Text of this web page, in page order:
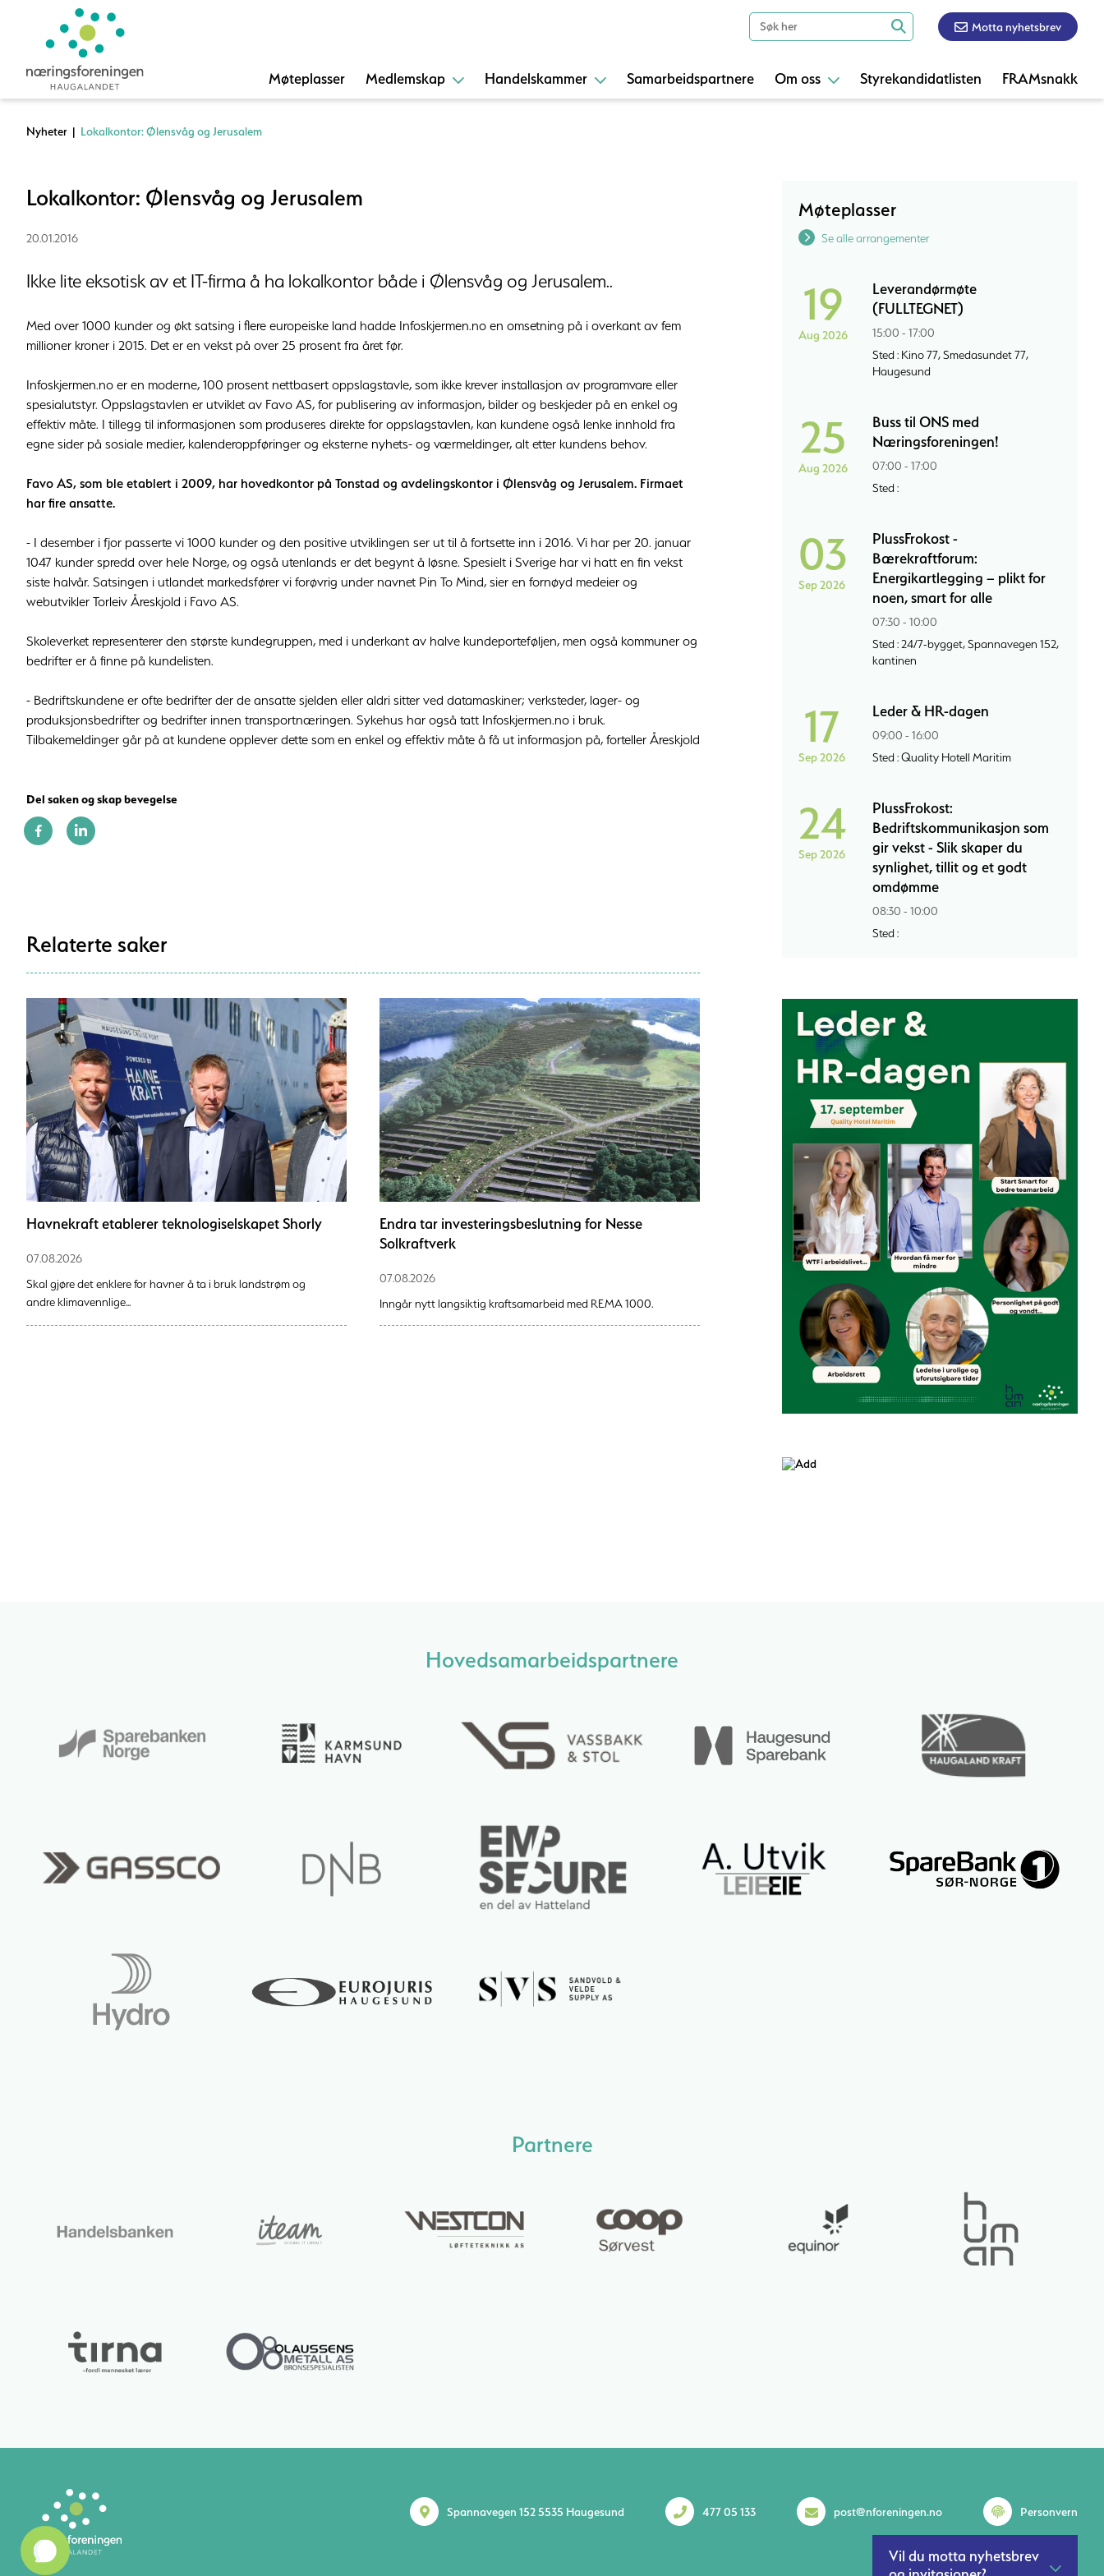
Motta nyhetsbrev
Møteplasser Medlemskap Handelskammer Samarbeidspartnere Om oss Styrekandidatlisten FRAMsnakk
Nyheter | Lokalkontor: Ølensvåg og Jerusalem
Lokalkontor: Ølensvåg og Jerusalem
20.01.2016
Ikke lite eksotisk av et IT-firma å ha lokalkontor både i Ølensvåg og Jerusalem..
Med over 1000 kunder og økt satsing i flere europeiske land hadde Infoskjermen.no en omsetning på i overkant av fem
millioner kroner i 2015. Det er en vekst på over 25 prosent fra året før.
Infoskjermen.no er en moderne, 100 prosent nettbasert oppslagstavle, som ikke krever installasjon av programvare eller
spesialutstyr. Oppslagstavlen er utviklet av Favo AS, for publisering av informasjon, bilder og beskjeder på en enkel og
effektiv måte. I tillegg til informasjonen som produseres direkte for oppslagstavlen, kan kundene også lenke innhold fra
egne sider på sosiale medier, kalenderoppføringer og eksterne nyhets- og værmeldinger, alt etter kundens behov.
Favo AS, som ble etablert i 2009, har hovedkontor på Tonstad og avdelingskontor i Ølensvåg og Jerusalem. Firmaet
har fire ansatte.
- I desember i fjor passerte vi 1000 kunder og den positive utviklingen ser ut til å fortsette inn i 2016. Vi har per 20. januar
1047 kunder spredd over hele Norge, og også utenlands er det begynt å løsne. Spesielt i Sverige har vi hatt en fin vekst
siste halvår. Satsingen i utlandet markedsfører vi forøvrig under navnet Pin To Mind, sier en fornøyd medeier og
webutvikler Torleiv Åreskjold i Favo AS.
Skoleverket representerer den største kundegruppen, med i underkant av halve kundeporteføljen, men også kommuner og
bedrifter er å finne på kundelisten.
- Bedriftskundene er ofte bedrifter der de ansatte sjelden eller aldri sitter ved datamaskiner; verksteder, lager- og
produksjonsbedrifter og bedrifter innen transportnæringen. Sykehus har også tatt Infoskjermen.no i bruk.
Tilbakemeldinger går på at kundene opplever dette som en enkel og effektiv måte å få ut informasjon på, forteller Åreskjold
Del saken og skap bevegelse
Relaterte saker
Havnekraft etablerer teknologiselskapet Shorly
07.08.2026
Skal gjøre det enklere for havner å ta i bruk landstrøm og
andre klimavennlige...
Endra tar investeringsbeslutning for Nesse
Solkraftverk
07.08.2026
Inngår nytt langsiktig kraftsamarbeid med REMA 1000.
Møteplasser
Se alle arrangementer
19
Aug 2026
Leverandørmøte
(FULLTEGNET)
15:00 - 17:00
Sted : Kino 77, Smedasundet 77,
Haugesund
25
Aug 2026
Buss til ONS med
Næringsforeningen!
07:00 - 17:00
Sted :
03
Sep 2026
PlussFrokost -
Bærekraftforum:
Energikartlegging – plikt for
noen, smart for alle
07:30 - 10:00
Sted : 24/7-bygget, Spannavegen 152,
kantinen
17
Sep 2026
Leder & HR-dagen
09:00 - 16:00
Sted : Quality Hotell Maritim
24
Sep 2026
PlussFrokost:
Bedriftskommunikasjon som
gir vekst - Slik skaper du
synlighet, tillit og et godt
omdømme
08:30 - 10:00
Sted :
Vil du motta nyhetsbrev
Hovedsamarbeidspartnere
Partnere
Personvern
post@nforeningen.no
477 05 133
Spannavegen 152 5535 Haugesund